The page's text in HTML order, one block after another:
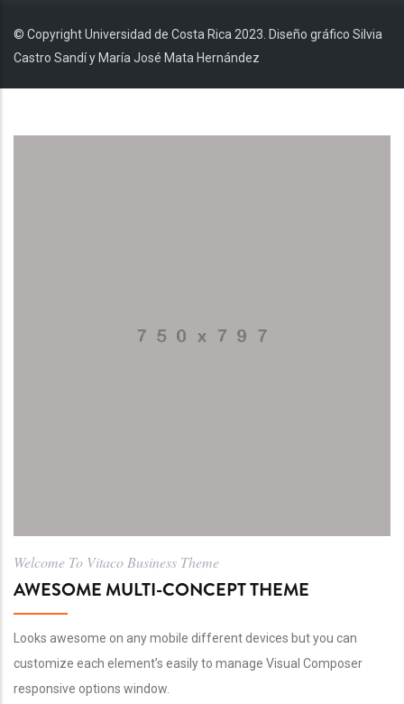
© Copyright Universidad de Costa Rica 2023. Diseño gráfico Silvia
Castro Sandí y María José Mata Hernández
Welcome To Vitaco Business Theme
AWESOME MULTI-CONCEPT THEME
Looks awesome on any mobile different devices but you can
customize each element’s easily to manage Visual Composer
responsive options window.